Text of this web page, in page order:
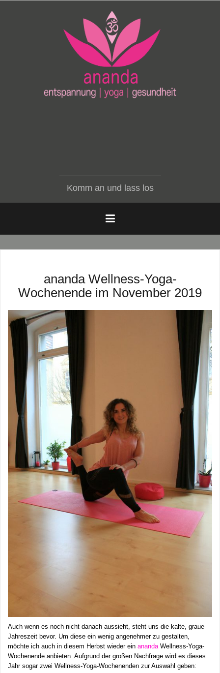
Komm an und lass los
ananda Wellness-Yoga-
Wochenende im November 2019
Auch wenn es noch nicht danach aussieht, steht uns die kalte, graue
Jahreszeit bevor. Um diese ein wenig angenehmer zu gestalten,
möchte ich auch in diesem Herbst wieder ein ananda Wellness-Yoga-
Wochenende anbieten. Aufgrund der großen Nachfrage wird es dieses
Jahr sogar zwei Wellness-Yoga-Wochenenden zur Auswahl geben: